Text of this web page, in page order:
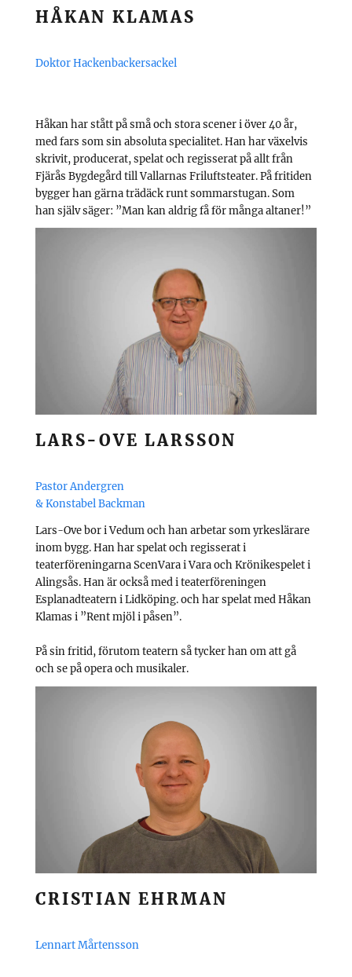
HÅKAN KLAMAS
Doktor Hackenbackersackel
Håkan har stått på små och stora scener i över 40 år,
med fars som sin absoluta specialitet. Han har växelvis
skrivit, producerat, spelat och regisserat på allt från
Fjärås Bygdegård till Vallarnas Friluftsteater. På fritiden
bygger han gärna trädäck runt sommarstugan. Som
han själv säger: ”Man kan aldrig få för många altaner!”
LARS-OVE LARSSON
Pastor Andergren
& Konstabel Backman
Lars-Ove bor i Vedum och han arbetar som yrkeslärare
inom bygg. Han har spelat och regisserat i
teaterföreningarna ScenVara i Vara och Krönikespelet i
Alingsås. Han är också med i teaterföreningen
Esplanadteatern i Lidköping. och har spelat med Håkan
Klamas i ”Rent mjöl i påsen”.
På sin fritid, förutom teatern så tycker han om att gå
och se på opera och musikaler.
CRISTIAN EHRMAN
Lennart Mårtensson